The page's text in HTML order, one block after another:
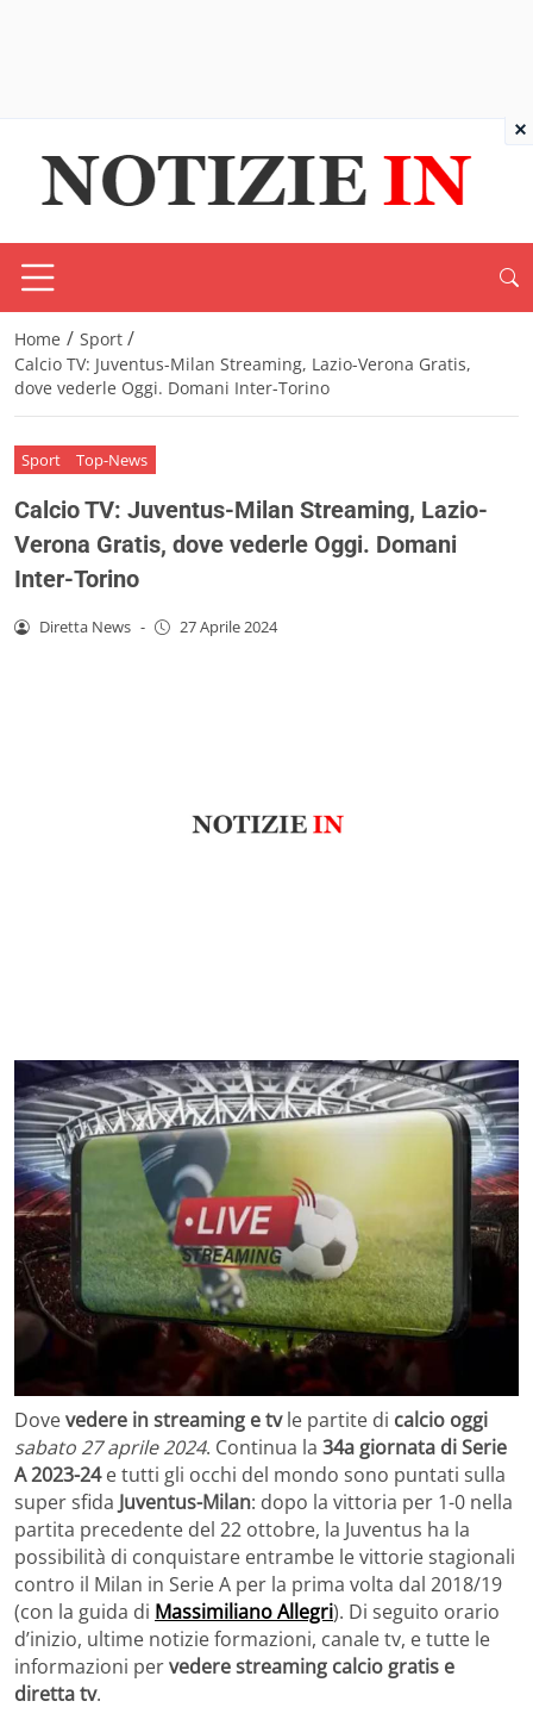
Home / Sport /
Calcio TV: Juventus-Milan Streaming, Lazio-Verona Gratis,
dove vederle Oggi. Domani Inter-Torino
Sport Top-News
Calcio TV: Juventus-Milan Streaming, Lazio-
Verona Gratis, dove vederle Oggi. Domani
Inter-Torino
Diretta News - 27 Aprile 2024
Dovevedere in streaming e tvle partite di calcio oggi
sabato 27 aprile 2024. Continua la 34a giornata di Serie
A 2023-24e tutti gli occhi del mondo sono puntati sulla
super sfida Juventus-Milan: dopo la vittoria per 1-0 nella
partita precedente del 22 ottobre, la Juventus ha la
possibilità di conquistare entrambe le vittorie stagionali
contro il Milan in Serie A per la prima volta dal 2018/19
(con la guida di Massimiliano Allegri). Di seguito orario
d’inizio, ultime notizie formazioni, canale tv, e tutte le
informazioni pervedere streaming calcio gratis e
diretta tv.
×